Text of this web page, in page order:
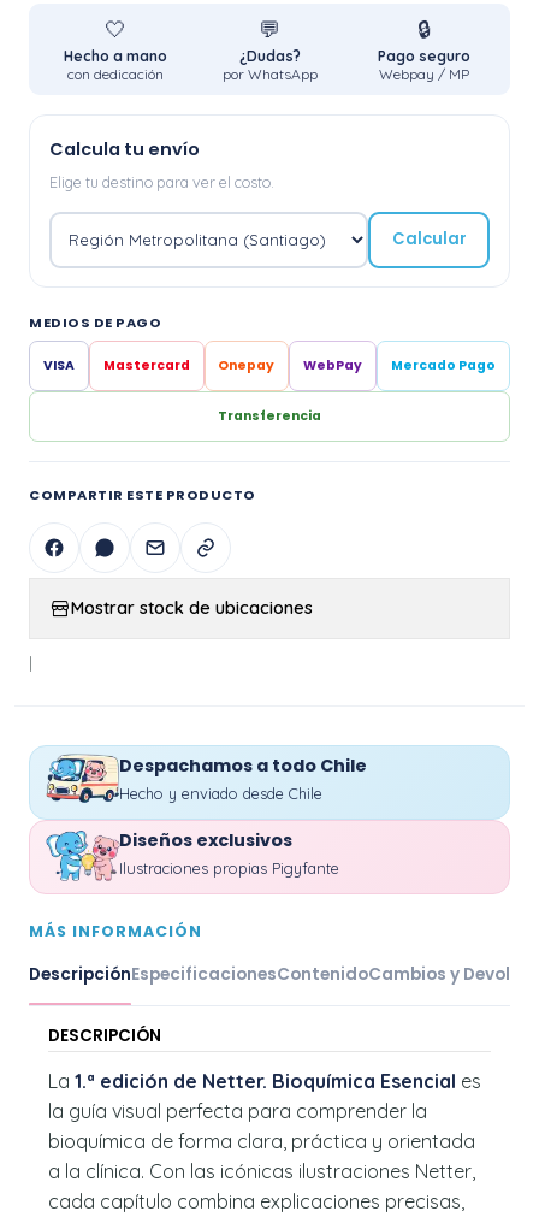
🤍
Hecho a mano
con dedicación
💬
¿Dudas?
por WhatsApp
🔒
Pago seguro
Webpay / MP
Calcula tu envío
Elige tu destino para ver el costo.
Calcular
MEDIOS DE PAGO
VISA Mastercard Onepay WebPay Mercado Pago
Transferencia
COMPARTIR ESTE PRODUCTO
Mostrar stock de ubicaciones
|
Despachamos a todo Chile
Hecho y enviado desde Chile
Diseños exclusivos
Ilustraciones propias Pigyfante
MÁS INFORMACIÓN
DescripciónEspecificacionesContenidoCambios y
DESCRIPCIÓN
La 1.ª edición de Netter. Bioquímica Esencial es
la guía visual perfecta para comprender la
bioquímica de forma clara, práctica y orientada
a la clínica. Con las icónicas ilustraciones Netter,
cada capítulo combina explicaciones precisas,